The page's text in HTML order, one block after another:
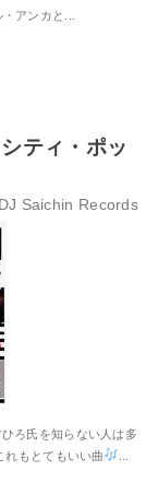
アンカと...
ティ・ポッ
DJ Saichin Records
ろ氏を知らない人は多
れもとてもいい曲